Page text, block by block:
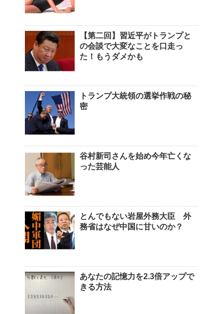
【第二回】習近平がトランプと
の会談で大変なことを口走っ
た！もうダメかも
トランプ大統領の選挙作戦の秘
密
谷村新司さんを始め今年亡くな
った芸能人
とんでもない岩屋外務大臣 外
務省はなぜ中国に甘いのか？
あなたの記憶力を2.3倍アップで
きる方法